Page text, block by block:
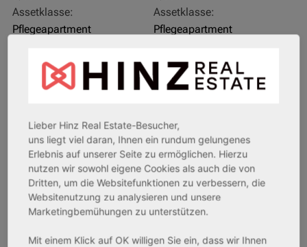
Assetklasse:
Pflegeapartment
Bestandsobjekt
Gesamtfläche:
233.556,67 € - 349.016,67 €
Assetklasse:
Pflegeapartment
Bestandsobjekt
Gesamtfläche:
AfA Degressive 5,00 % Sofortmiete
Lieber Hinz Real Estate-Besucher,
uns liegt viel daran, Ihnen ein rundum gelungenes
Erlebnis auf unserer Seite zu ermöglichen. Hierzu
nutzen wir sowohl eigene Cookies als auch die von
Dritten, um die Websitefunktionen zu verbessern, die
Websitenutzung zu analysieren und unsere
Marketingbemühungen zu unterstützen.
Mit einem Klick auf OK willigen Sie ein, dass wir Ihnen